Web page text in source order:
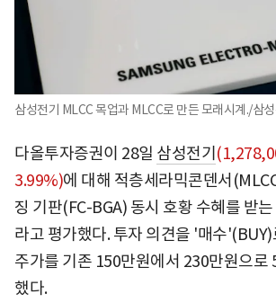
삼성전기 MLCC 목업과 MLCC로 만든 모래시계./삼
다올투자증권이 28일 삼성전기
3.99%)에 대해 적층세라믹콘덴서
징 기판(FC-BGA) 동시 호황 수혜를 받
라고 평가했다. 투자 의견을 '매수
주가를 기존 150만원에서 230만원으로
했다.